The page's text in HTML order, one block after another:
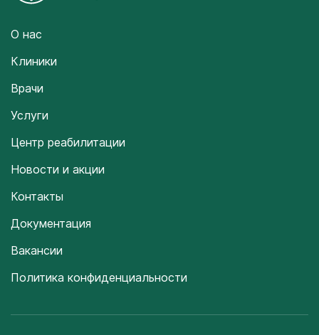
О нас
Клиники
Врачи
Услуги
Центр реабилитации
Новости и акции
Контакты
Документация
Вакансии
Политика конфиденциальности